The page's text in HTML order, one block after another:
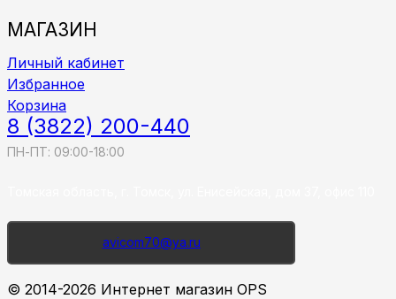
МАГАЗИН
Личный кабинет
Избранное
Корзина
8 (3822) 200-440
ПН-ПТ: 09:00-18:00
avicom70@ya.ru
© 2014-2026 Интернет магазин OPS